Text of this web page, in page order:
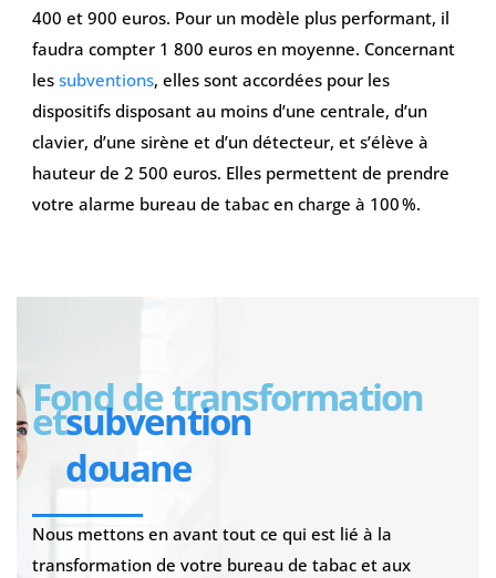
400 et 900 euros. Pour un modèle plus performant, il
faudra compter 1 800 euros en moyenne. Concernant
les subventions, elles sont accordées pour les
dispositifs disposant au moins d’une centrale, d’un
clavier, d’une sirène et d’un détecteur, et s’élève à
hauteur de 2 500 euros. Elles permettent de prendre
votre alarme bureau de tabac en charge à 100 %.
Fond de transformation
etsubvention
douane
Nous mettons en avant tout ce qui est lié à la
transformation de votre bureau de tabac et aux